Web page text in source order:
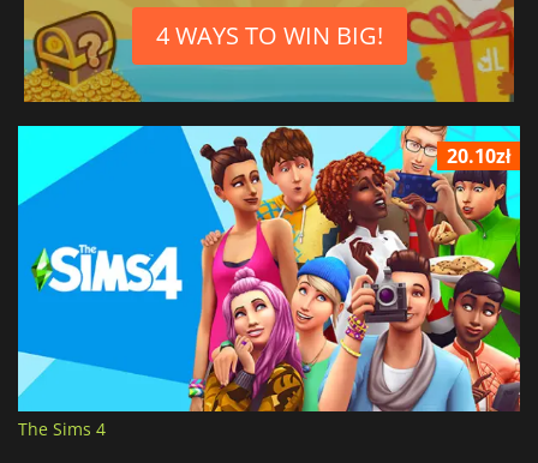
4 WAYS TO WIN BIG!
20.10zł
The Sims 4